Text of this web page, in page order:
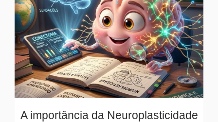
A importância da Neuroplasticidade